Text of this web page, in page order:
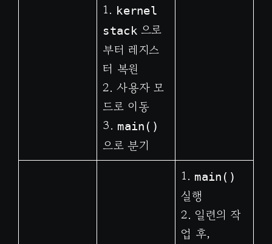
1. kernel
stack으로
부터 레지스
터 복원
2. 사용자 모
드로 이동
3. main()
으로 분기
1. main()
실행
2. 일련의 작
업 후,